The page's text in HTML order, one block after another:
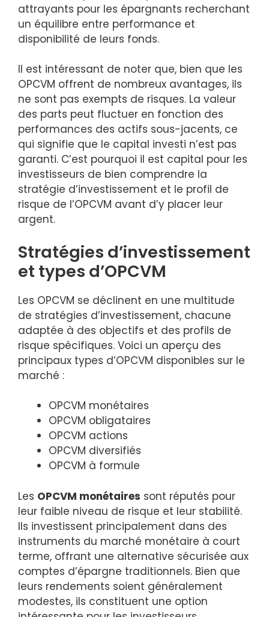
attrayants pour les épargnants recherchant
un équilibre entre performance et
disponibilité de leurs fonds.
Il est intéressant de noter que, bien que les
OPCVM offrent de nombreux avantages, ils
ne sont pas exempts de risques. La valeur
des parts peut fluctuer en fonction des
performances des actifs sous-jacents, ce
qui signifie que le capital investi n’est pas
garanti. C’est pourquoi il est capital pour les
investisseurs de bien comprendre la
stratégie d’investissement et le profil de
risque de l’OPCVM avant d’y placer leur
argent.
Stratégies d’investissement
et types d’OPCVM
Les OPCVM se déclinent en une multitude
de stratégies d’investissement, chacune
adaptée à des objectifs et des profils de
risque spécifiques. Voici un aperçu des
principaux types d’OPCVM disponibles sur le
marché :
OPCVM monétaires
OPCVM obligataires
OPCVM actions
OPCVM diversifiés
OPCVM à formule
Les OPCVM monétaires sont réputés pour
leur faible niveau de risque et leur stabilité.
Ils investissent principalement dans des
instruments du marché monétaire à court
terme, offrant une alternative sécurisée aux
comptes d’épargne traditionnels. Bien que
leurs rendements soient généralement
modestes, ils constituent une option